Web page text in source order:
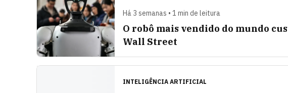
Há 3 semanas • 1 min de leitura
O robô mais vendido do mundo
Wall Street
INTELIGÊNCIA ARTIFICIAL